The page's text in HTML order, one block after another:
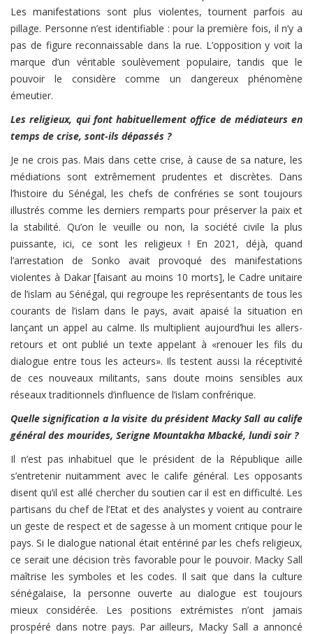
Les manifestations sont plus violentes, tournent parfois au
pillage. Personne n’est identifiable : pour la première fois, il n’y a
pas de figure reconnaissable dans la rue. L’opposition y voit la
marque d’un véritable soulèvement populaire, tandis que le
pouvoir le considère comme un dangereux phénomène
émeutier.
Les religieux, qui font habituellement office de médiateurs en
temps de crise, sont-ils dépassés ?
Je ne crois pas. Mais dans cette crise, à cause de sa nature, les
médiations sont extrêmement prudentes et discrètes. Dans
l’histoire du Sénégal, les chefs de confréries se sont toujours
illustrés comme les derniers remparts pour préserver la paix et
la stabilité. Qu’on le veuille ou non, la société civile la plus
puissante, ici, ce sont les religieux ! En 2021, déjà, quand
l’arrestation de Sonko avait provoqué des manifestations
violentes à Dakar [faisant au moins 10 morts], le Cadre unitaire
de l’islam au Sénégal, qui regroupe les représentants de tous les
courants de l’islam dans le pays, avait apaisé la situation en
lançant un appel au calme. Ils multiplient aujourd’hui les allers-
retours et ont publié un texte appelant à «renouer les fils du
dialogue entre tous les acteurs». Ils testent aussi la réceptivité
de ces nouveaux militants, sans doute moins sensibles aux
réseaux traditionnels d’influence de l’islam confrérique.
Quelle signification a la visite du président Macky Sall au calife
général des mourides, Serigne Mountakha Mbacké, lundi soir ?
Il n’est pas inhabituel que le président de la République aille
s’entretenir nuitamment avec le calife général. Les opposants
disent qu’il est allé chercher du soutien car il est en difficulté. Les
partisans du chef de l’Etat et des analystes y voient au contraire
un geste de respect et de sagesse à un moment critique pour le
pays. Si le dialogue national était entériné par les chefs religieux,
ce serait une décision très favorable pour le pouvoir. Macky Sall
maîtrise les symboles et les codes. Il sait que dans la culture
sénégalaise, la personne ouverte au dialogue est toujours
mieux considérée. Les positions extrémistes n’ont jamais
prospéré dans notre pays. Par ailleurs, Macky Sall a annoncé